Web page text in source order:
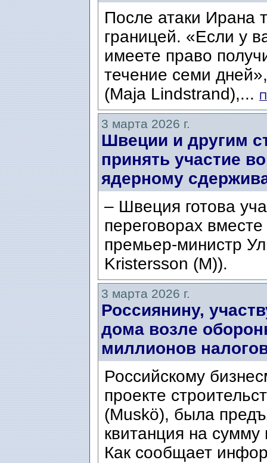
После атаки Ирана
границей. «Если у
имеете право
течение семи
(Maja Lindstrand),...
3 марта 2026 г.
Швеции и другим
принять участие
ядерному
– Швеция готова
переговорах
премьер-министр
Kristersson (M)).
3 марта 2026 г.
Россиянину,
дома возле
миллионов
Российскому
проекте
(Muskö), была
квитанция на
Как сообщает